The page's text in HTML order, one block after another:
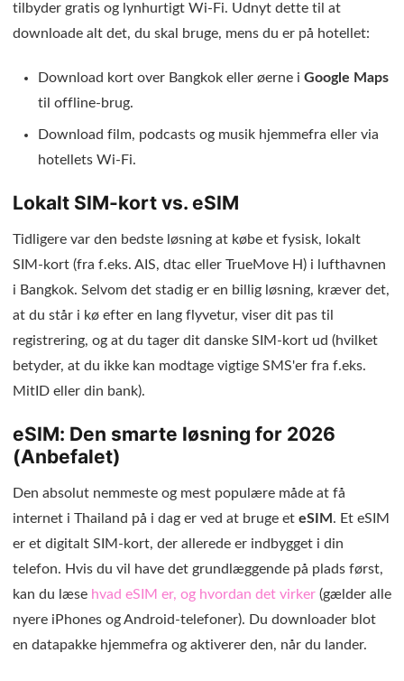
tilbyder gratis og lynhurtigt Wi-Fi. Udnyt dette til at
downloade alt det, du skal bruge, mens du er på hotellet:
Download kort over Bangkok eller øerne i Google Maps
til offline-brug.
Download film, podcasts og musik hjemmefra eller via
hotellets Wi-Fi.
Lokalt SIM-kort vs. eSIM
Tidligere var den bedste løsning at købe et fysisk, lokalt
SIM-kort (fra f.eks. AIS, dtac eller TrueMove H) i lufthavnen
i Bangkok. Selvom det stadig er en billig løsning, kræver det,
at du står i kø efter en lang flyvetur, viser dit pas til
registrering, og at du tager dit danske SIM-kort ud (hvilket
betyder, at du ikke kan modtage vigtige SMS'er fra f.eks.
MitID eller din bank).
eSIM: Den smarte løsning for 2026
(Anbefalet)
Den absolut nemmeste og mest populære måde at få
internet i Thailand på i dag er ved at bruge et eSIM . Et eSIM
er et digitalt SIM-kort, der allerede er indbygget i din
telefon. Hvis du vil have det grundlæggende på plads først,
kan du læse hvad eSIM er, og hvordan det virker (gælder alle
nyere iPhones og Android-telefoner). Du downloader blot
en datapakke hjemmefra og aktiverer den, når du lander.